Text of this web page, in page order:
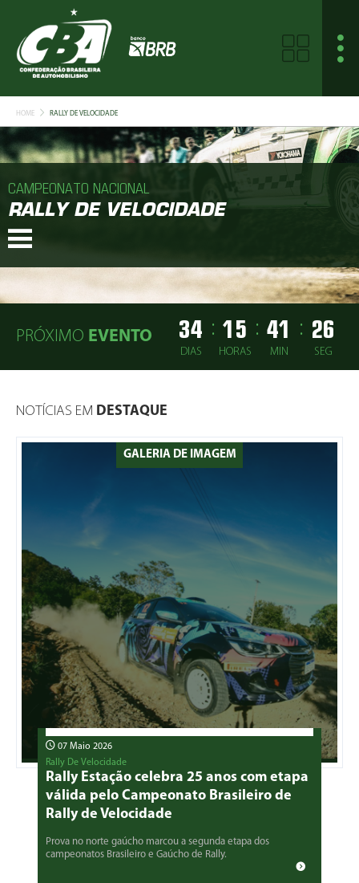
HOME RALLY DE VELOCIDADE
CAMPEONATO NACIONAL
RALLY DE VELOCIDADE
PRÓXIMO EVENTO 34
DIAS
: 15
HORAS
: 41
MIN
: 26
SEG
NOTÍCIAS EM DESTAQUE
GALERIA DE IMAGEM
07 Maio 2026
Rally De Velocidade
Rally Estação celebra 25 anos com etapa
válida pelo Campeonato Brasileiro de
Rally de Velocidade
Prova no norte gaúcho marcou a segunda etapa dos
campeonatos Brasileiro e Gaúcho de Rally.